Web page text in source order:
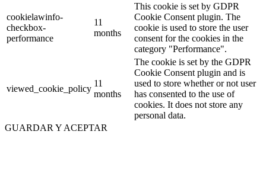
cookielawinfo-
checkbox-
performance
11
months
This cookie is set by GDPR
Cookie Consent plugin. The
cookie is used to store the user
consent for the cookies in the
category "Performance".
viewed_cookie_policy
11
months
The cookie is set by the GDPR
Cookie Consent plugin and is
used to store whether or not user
has consented to the use of
cookies. It does not store any
personal data.
GUARDAR Y ACEPTAR